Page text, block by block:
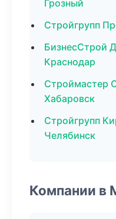
Грозный
Стройгрупп
БизнесСтрой
Краснодар
Строймастер
Хабаровск
Стройгрупп
Челябинск
Компании в